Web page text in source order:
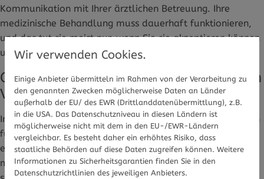
Kommunikation mit Ihrer ärztlichen Betreuung. Ihre
medizinische Behandlung muss dauerhaft funktionieren,
und das tut sie meist nur, wenn Sie sie akzeptieren können
und selbst bereit sind, mitzuwirken.
Grund 5: Kosten bei Selbstzahlern – Ein
Vorteil beim System in Deutschland
In Deutschland übernehmen die Krankenkassen die Kosten
für Statine – aber nicht überall. Selbstzahler (z. B. in
einigen privaten Krankenversicherungen oder im Ausland)
müssen die Kosten selbst tragen. Und die können sich
Wir verwenden Cookies.
Einige Anbieter übermitteln im Rahmen von der Verarbeitung zu
den genannten Zwecken möglicherweise Daten an Länder
außerhalb der EU/ des EWR (Drittlanddatenübermittlung), z.B.
in die USA. Das Datenschutzniveau in diesen Ländern ist
möglicherweise nicht mit dem in den EU-/EWR-Ländern
vergleichbar. Es besteht daher ein erhöhtes Risiko, dass
staatliche Behörden auf diese Daten zugreifen können. Weitere
Informationen zu Sicherheitsgarantien finden Sie in den
Datenschutzrichtlinien des jeweiligen Anbieters.